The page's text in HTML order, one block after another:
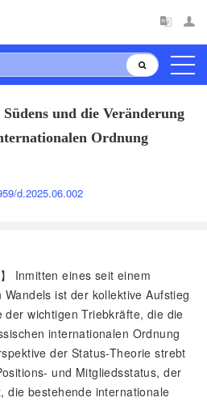
und die Veränderung
Ordnung
d.2025.06.002
Inmitten eines seit einem
ist der kollektive Aufstieg
der wichtigen Triebkräfte, die die
internationalen Ordnung
der Status-Theorie strebt
und Mitgliedsstatus, der
die bestehende internationale